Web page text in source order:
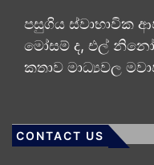
පසුගිය ස්වාභාවික
මෝසම් ද, එල්
කතාව මාධ්‍යවල
CONTACT US